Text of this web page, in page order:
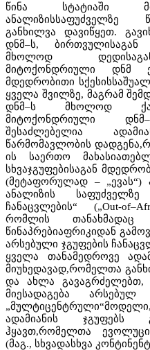
წინა სტატიაში
ანალიზისსაფუძველზე
განხილვა დავიწყეთ.
დნმ–ს, ბირთვულისაგან
მხოლოდ
მიტოქონდრიული დნმ
მდედრობითი
ყველა შვილზე, მაგრამ
დნმ–ს მხოლოდ
მიტოქონდრიული
შესაძლებელია
წარმომავლობის
ის საერთო
სხვაჯგუფებისაგან
(მეტაფორულად – „ევას“)
ანალიზის
ჩანაცვლების“ („Out-
რომლის თანახმადაც
წინაპრებიაფრიკიდან
არსებული ჯგუფების
ყველა თანამედროვე
მიუხედავად,რომელთა
და ახლა გავაგრძელებთ,
მიესადაგება
ადამიანის ჯგუფებს
ჰყავთ,რომელთა
(მაგ., სხვადასხვა